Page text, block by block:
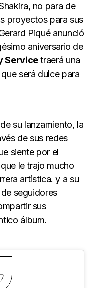
no para de
proyectos para sus
Piqué anunció
aniversario de
Servicetraerá una
será dulce para
su lanzamiento, la
de sus redes
siente por el
le trajo mucho
artística. y a su
seguidores
sus
álbum.